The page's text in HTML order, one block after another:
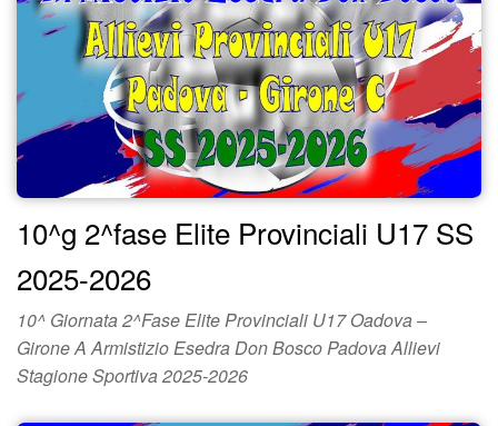
10^g 2^fase Elite Provinciali U17 SS
2025-2026
10^ Giornata 2^Fase Elite Provinciali U17 Oadova –
Girone A Armistizio Esedra Don Bosco Padova Allievi
Stagione Sportiva 2025-2026